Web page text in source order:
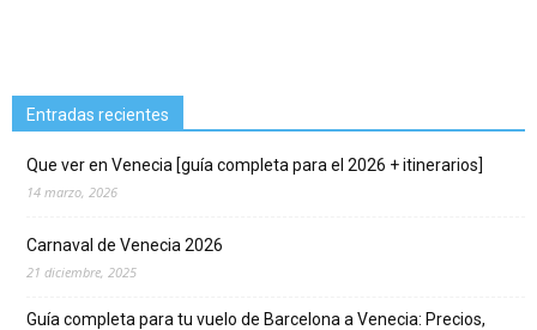
Entradas recientes
Que ver en Venecia [guía completa para el 2026 + itinerarios]
14 marzo, 2026
Carnaval de Venecia 2026
21 diciembre, 2025
Guía completa para tu vuelo de Barcelona a Venecia: Precios,